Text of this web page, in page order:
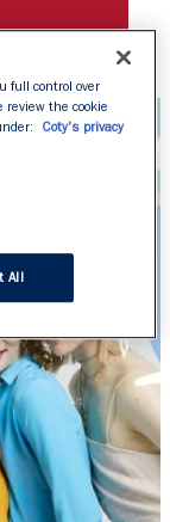
full control over
the cookie
Coty's privacy
All